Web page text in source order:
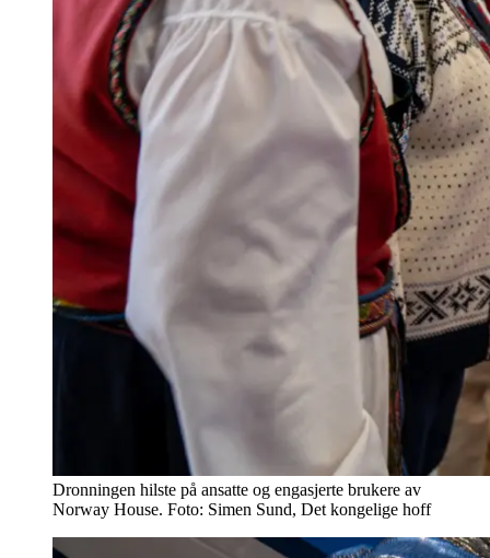
Dronningen hilste på ansatte og engasjerte brukere av
Norway House. Foto: Simen Sund, Det kongelige hoff